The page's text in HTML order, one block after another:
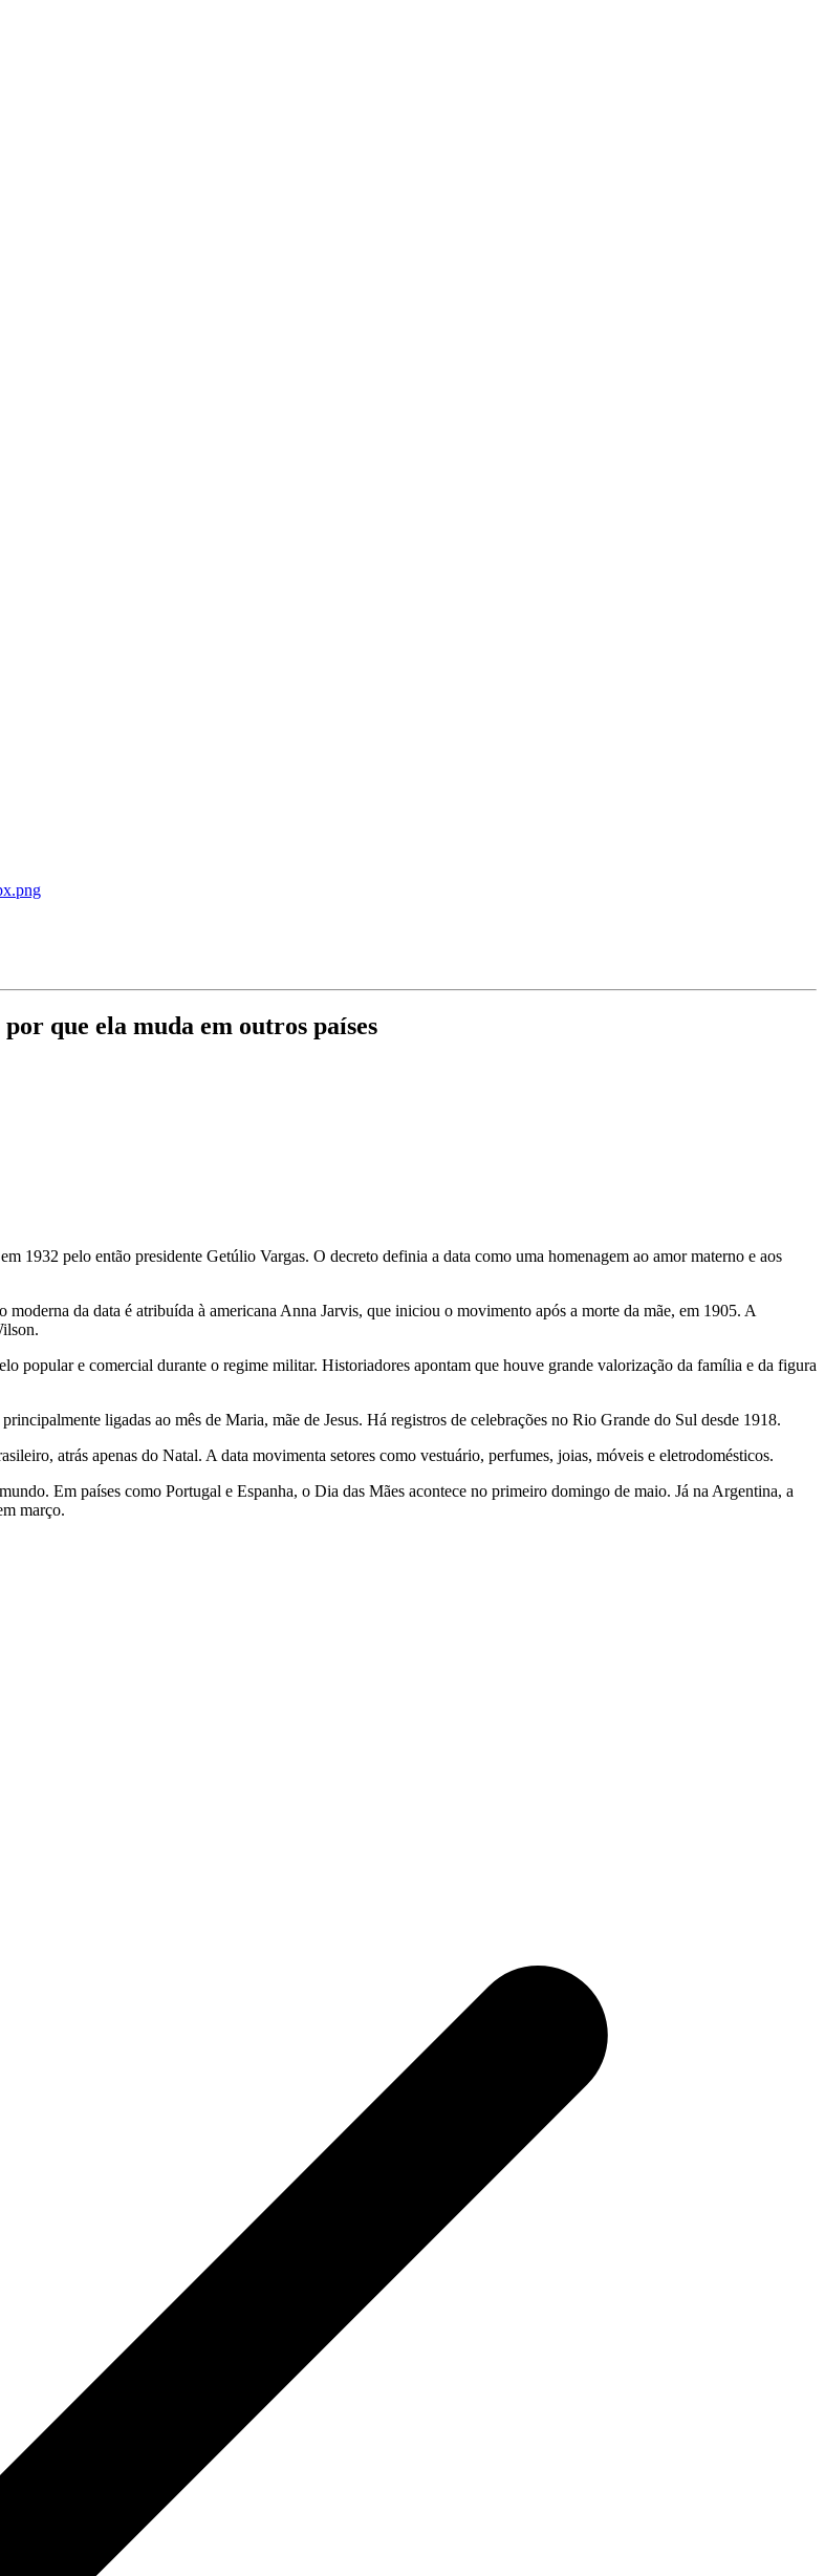
que ela muda em outros países
pelo então presidente Getúlio Vargas. O decreto definia a data como uma homenagem ao amor materno e aos
da data é atribuída à americana Anna Jarvis, que iniciou o movimento após a morte da mãe, em 1905. A
popular e comercial durante o regime militar. Historiadores apontam que houve grande valorização da família e da figura
ligadas ao mês de Maria, mãe de Jesus. Há registros de celebrações no Rio Grande do Sul desde 1918.
atrás apenas do Natal. A data movimenta setores como vestuário, perfumes, joias, móveis e eletrodomésticos.
Em países como Portugal e Espanha, o Dia das Mães acontece no primeiro domingo de maio. Já na Argentina, a
março.